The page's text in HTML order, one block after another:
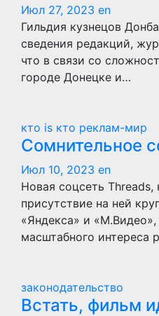
Июл 27, 2023 en
Гильдия кузнецов
сведения редакций,
что в связи со
городе Донецке и…
кто is кто реклам-мир
Сомнительное
Июл 10, 2023 en
Новая соцсеть Threads,
присутствие на ней
«Яндекса» и «М.Видео»,
масштабного интереса
законодательство
Встать, фильм